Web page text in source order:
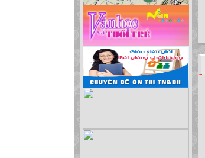
vị! Hoặc bói vui: sim đẹp, đặt tên cho bé, màu sắc xe, nốt